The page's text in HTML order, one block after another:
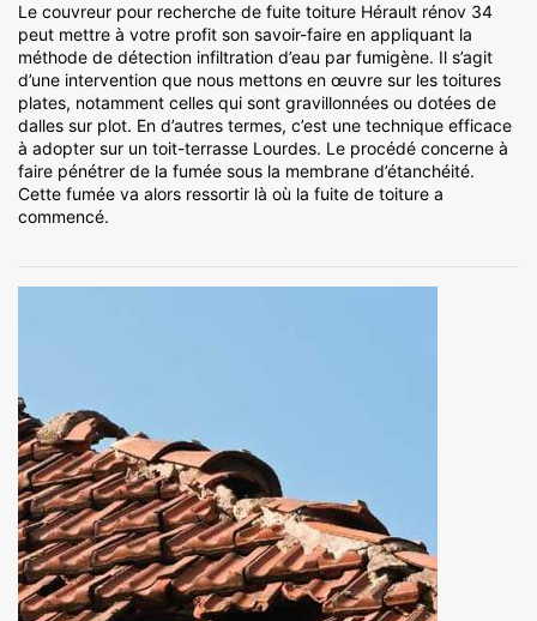
Le couvreur pour recherche de fuite toiture Hérault rénov 34
peut mettre à votre profit son savoir-faire en appliquant la
méthode de détection infiltration d’eau par fumigène. Il s’agit
d’une intervention que nous mettons en œuvre sur les toitures
plates, notamment celles qui sont gravillonnées ou dotées de
dalles sur plot. En d’autres termes, c’est une technique efficace
à adopter sur un toit-terrasse Lourdes. Le procédé concerne à
faire pénétrer de la fumée sous la membrane d’étanchéité.
Cette fumée va alors ressortir là où la fuite de toiture a
commencé.